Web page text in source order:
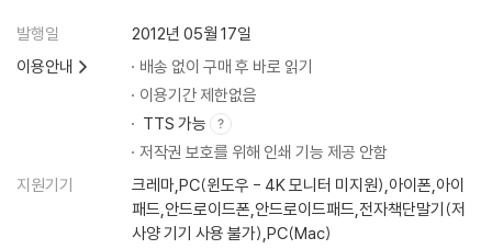
발행일
2012년 05월 17일
이용안내
배송 없이 구매 후 바로 읽기
이용기간 제한없음
TTS 가능
저작권 보호를 위해 인쇄 기능 제공 안함
지원기기
크레마,PC(윈도우 - 4K 모니터 미지원),아이폰,아이
패드,안드로이드폰,안드로이드패드,전자책단말기(저
사양 기기 사용 불가),PC(Mac)